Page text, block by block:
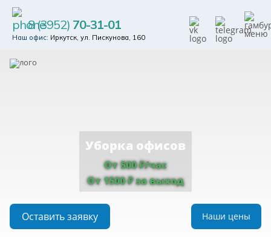
8 (3952) 70-31-01
Наш офис: Иркутск, ул. Пискунова, 160
Уборка офисов
От 500 ₽/час
От 1500 ₽ за выход
Оставить заявку Наши цены